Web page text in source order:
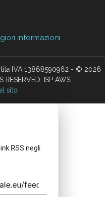
informazioni
IVA 13868590962 - © 2026
ISP AWS
sito
RSS negli